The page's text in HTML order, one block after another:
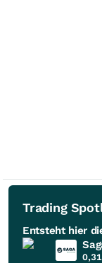
Trading
Entsteht hier